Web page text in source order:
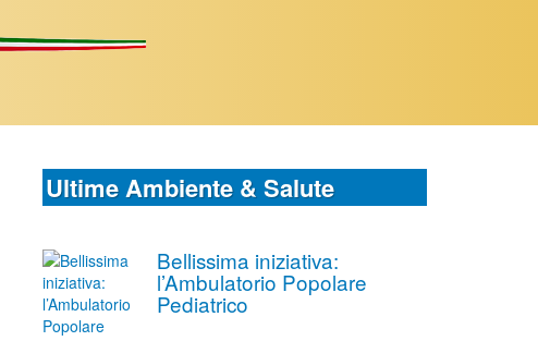
Ultime Ambiente & Salute
Bellissima iniziativa:
l’Ambulatorio Popolare
Pediatrico